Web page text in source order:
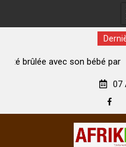
Coopération: Le
07